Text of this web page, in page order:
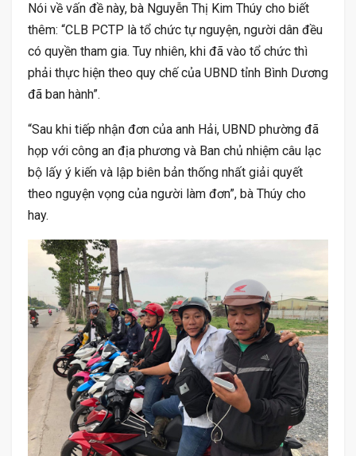
Nói về vấn đề này, bà Nguyễn Thị Kim Thúy cho biết
thêm: “CLB PCTP là tổ chức tự nguyện, người dân đều
có quyền tham gia. Tuy nhiên, khi đã vào tổ chức thì
phải thực hiện theo quy chế của UBND tỉnh Bình Dương
đã ban hành”.
“Sau khi tiếp nhận đơn của anh Hải, UBND phường đã
họp với công an địa phương và Ban chủ nhiệm câu lạc
bộ lấy ý kiến và lập biên bản thống nhất giải quyết
theo nguyện vọng của người làm đơn”, bà Thúy cho
hay.